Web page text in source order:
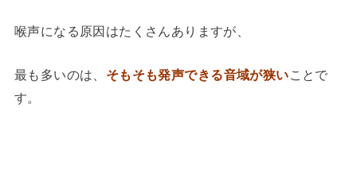
喉声になる原因はたくさんありますが、
最も多いのは、 そもそも発声できる音域が狭いことで
す。